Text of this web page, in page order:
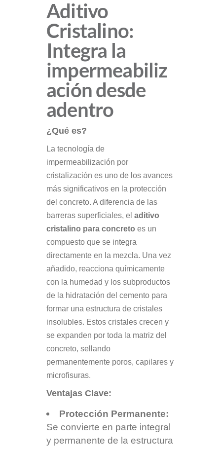
Aditivo
Cristalino:
Integra la
impermeabiliz
ación desde
adentro
¿Qué es?
La tecnología de
impermeabilización por
cristalización es uno de los avances
más significativos en la protección
del concreto. A diferencia de las
barreras superficiales, el aditivo
cristalino para concreto es un
compuesto que se integra
directamente en la mezcla. Una vez
añadido, reacciona químicamente
con la humedad y los subproductos
de la hidratación del cemento para
formar una estructura de cristales
insolubles. Estos cristales crecen y
se expanden por toda la matriz del
concreto, sellando
permanentemente poros, capilares y
microfisuras.
Ventajas Clave:
Protección Permanente:
Se convierte en parte integral
y permanente de la estructura